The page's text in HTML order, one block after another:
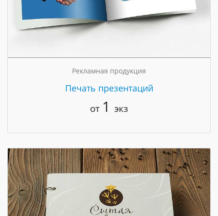
Рекламная продукция
Печать презентаций
от 1 экз